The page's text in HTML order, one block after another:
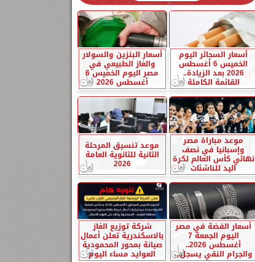
أسعار السجائر اليوم
الخميس 6 أغسطس
2026 بعد الزيادة..
القائمة الكاملة
أسعار البنزين والسولار
والغاز الطبيعي في
مصر اليوم الخميس 6
أغسطس 2026
موعد مباراة مصر
وإسبانيا في نصف
نهائي كأس العالم لكرة
اليد للناشئات
موعد تنسيق المرحلة
الثانية للثانوية العامة
2026
أسعار الفضة في مصر
اليوم الجمعة 7
أغسطس 2026..
والجرام النقي يسجل...
شركة توزيع الغاز
بالاسكندرية تعلن أعمال
صيانة بمحور المحمودية
العوايد مساء اليوم